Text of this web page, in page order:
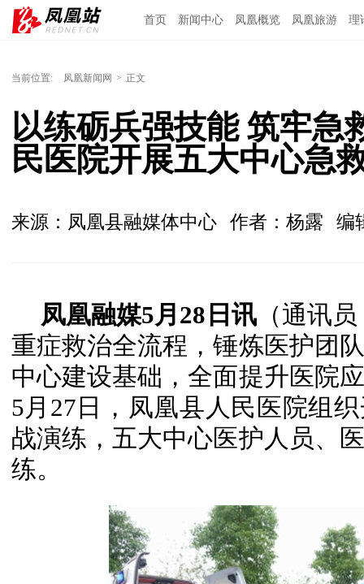
首页 新闻中心 凤凰概览 凤凰旅游 理
当前位置: 凤凰新闻网 > 正文
以练砺兵强技能 筑牢
民医院开展五大中心急
来源：凤凰县融媒体中心 作者：杨露 编
凤凰融媒5月28日讯（通讯
重症救治全流程，锤炼医护团
中心建设基础，全面提升医院
5月27日，凤凰县人民医院组
战演练，五大中心医护人员、
练。